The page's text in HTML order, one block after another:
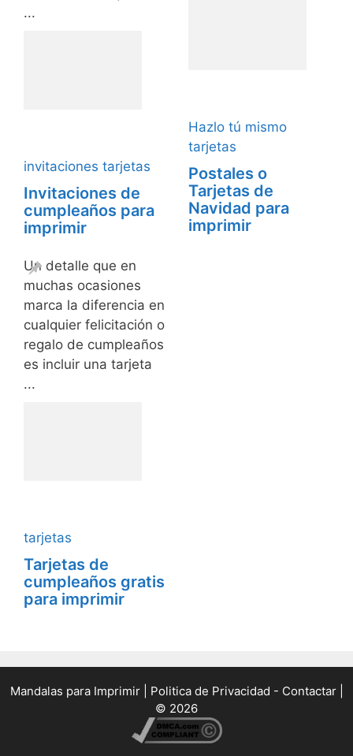
...
invitaciones tarjetas
Invitaciones de
cumpleaños para
imprimir
Hazlo tú mismo
tarjetas
Postales o
Tarjetas de
Navidad para
imprimir
Un detalle que en
muchas ocasiones
marca la diferencia en
cualquier felicitación o
regalo de cumpleaños
es incluir una tarjeta
...
tarjetas
Tarjetas de
cumpleaños gratis
para imprimir
Mandalas para Imprimir| Politica de Privacidad - Contactar|
© 2026